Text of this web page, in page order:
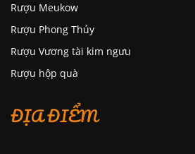
Rượu Meukow
Rượu Phong Thủy
Rượu Vương tài kim ngưu
Rượu hộp quà
ĐỊA ĐIỂM